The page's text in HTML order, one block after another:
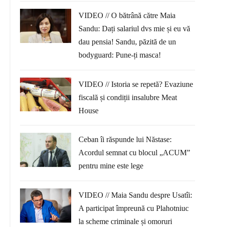
VIDEO // O bătrână către Maia
Sandu: Dați salariul dvs mie și eu vă
dau pensia! Sandu, păzită de un
bodyguard: Pune-ți masca!
VIDEO // Istoria se repetă? Evaziune
fiscală și condiții insalubre Meat
House
Ceban îi răspunde lui Năstase:
Acordul semnat cu blocul „ACUM”
pentru mine este lege
VIDEO // Maia Sandu despre Usatîi:
A participat împreună cu Plahotniuc
la scheme criminale și omoruri